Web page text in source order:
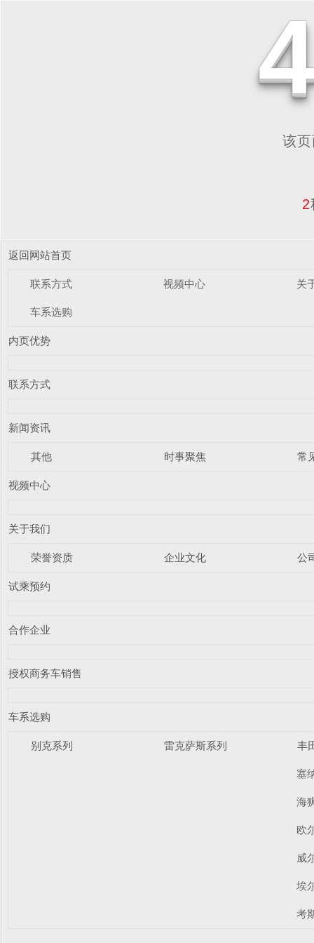
该
2
返回网站首页
联系方式 视频中心 关
车系选购
内页优势
联系方式
新闻资讯
其他 时事聚焦 常
视频中心
关于我们
荣誉资质 企业文化 公
试乘预约
合作企业
授权商务车销售
车系选购
别克系列 雷克萨斯系列 丰
塞
海
欧
威
埃
考